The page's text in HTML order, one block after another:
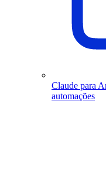
Claude para
automações